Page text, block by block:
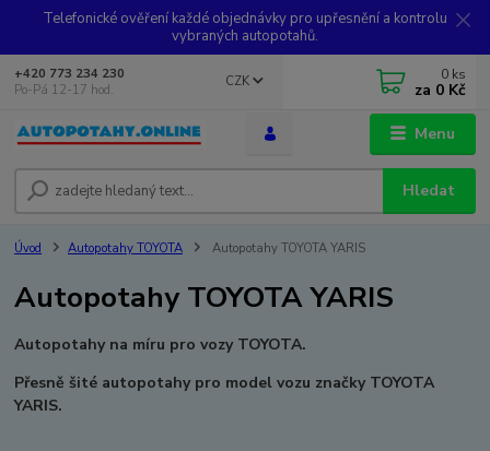
Telefonické ověření každé objednávky pro upřesnění a kontrolu
vybraných autopotahů.
Menu
CZK
Hledat
+420 773 234 230
Po-Pá 12-17 hod.
0 ks
za 0 Kč
Úvod Autopotahy TOYOTA Autopotahy TOYOTA YARIS
Autopotahy TOYOTA YARIS
Autopotahy na míru pro vozy TOYOTA.
Přesně šité autopotahy pro model vozu značky TOYOTA
YARIS.